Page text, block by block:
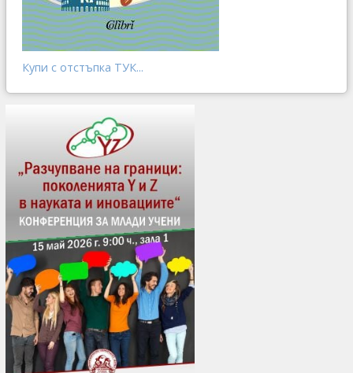
Купи с отстъпка ТУК...